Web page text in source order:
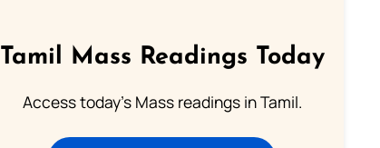
Tamil Mass Readings Today
Access today's Mass readings in Tamil.